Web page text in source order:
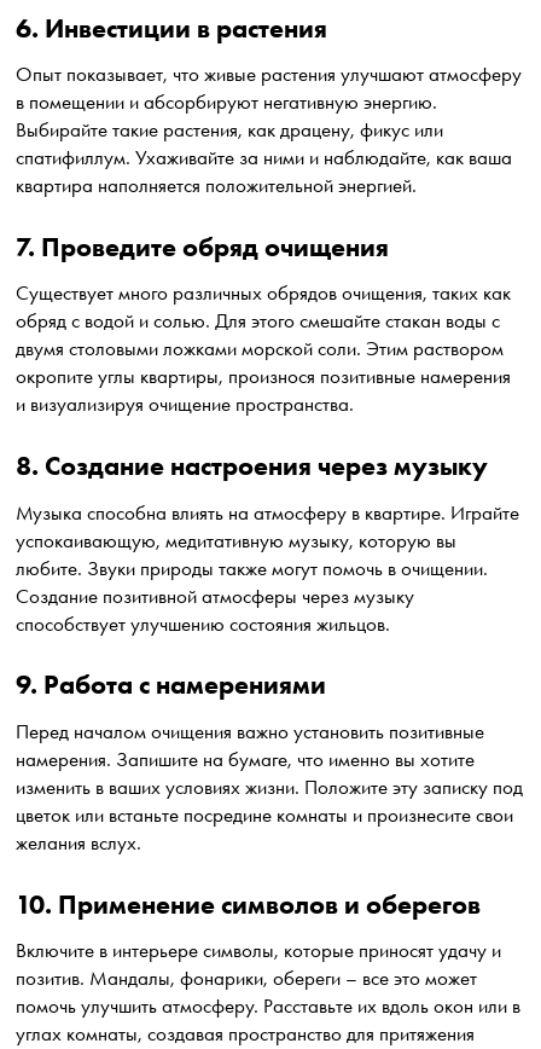
6. Инвестиции в растения
Опыт показывает, что живые растения улучшают атмосферу
в помещении и абсорбируют негативную энергию.
Выбирайте такие растения, как драцену, фикус или
спатифиллум. Ухаживайте за ними и наблюдайте, как ваша
квартира наполняется положительной энергией.
7. Проведите обряд очищения
Существует много различных обрядов очищения, таких как
обряд с водой и солью. Для этого смешайте стакан воды с
двумя столовыми ложками морской соли. Этим раствором
окропите углы квартиры, произнося позитивные намерения
и визуализируя очищение пространства.
8. Создание настроения через музыку
Музыка способна влиять на атмосферу в квартире. Играйте
успокаивающую, медитативную музыку, которую вы
любите. Звуки природы также могут помочь в очищении.
Создание позитивной атмосферы через музыку
способствует улучшению состояния жильцов.
9. Работа с намерениями
Перед началом очищения важно установить позитивные
намерения. Запишите на бумаге, что именно вы хотите
изменить в ваших условиях жизни. Положите эту записку под
цветок или встаньте посредине комнаты и произнесите свои
желания вслух.
10. Применение символов и оберегов
Включите в интерьере символы, которые приносят удачу и
позитив. Мандалы, фонарики, обереги – все это может
помочь улучшить атмосферу. Расставьте их вдоль окон или в
углах комнаты, создавая пространство для притяжения